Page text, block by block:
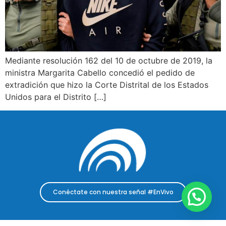
Mediante resolución 162 del 10 de octubre de 2019, la
ministra Margarita Cabello concedió el pedido de
extradición que hizo la Corte Distrital de los Estados
Unidos para el Distrito […]
Conéctate con nuestra señal #EnVivo